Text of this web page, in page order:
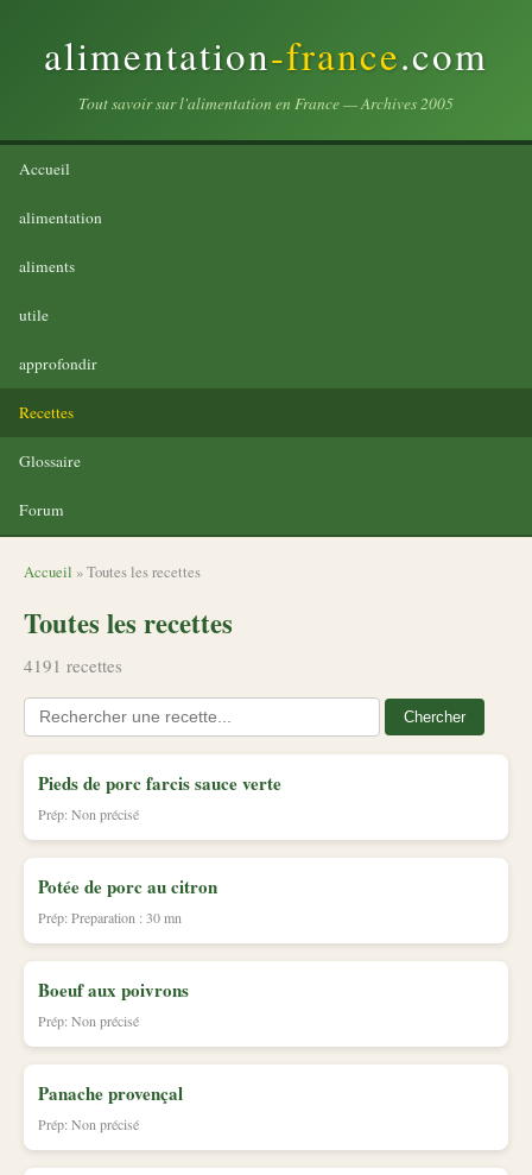
alimentation-france.com
Tout savoir sur l'alimentation en France — Archives 2005
Accueil
alimentation
aliments
utile
approfondir
Recettes
Glossaire
Forum
Accueil » Toutes les recettes
Toutes les recettes
4191 recettes
Chercher
Pieds de porc farcis sauce verte
Prép: Non précisé
Potée de porc au citron
Prép: Preparation : 30 mn
Boeuf aux poivrons
Prép: Non précisé
Panache provençal
Prép: Non précisé